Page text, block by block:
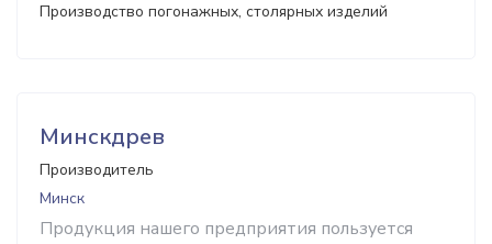
Производство погонажных, столярных изделий
Минскдрев
Производитель
Минск
Продукция нашего предприятия пользуется